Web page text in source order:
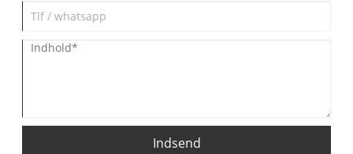
Indsend